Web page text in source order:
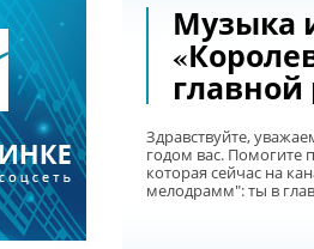
Музыка
Здравствуйте,
годом вас. Помогите
которая сейчас на
мелодрамм": ты в